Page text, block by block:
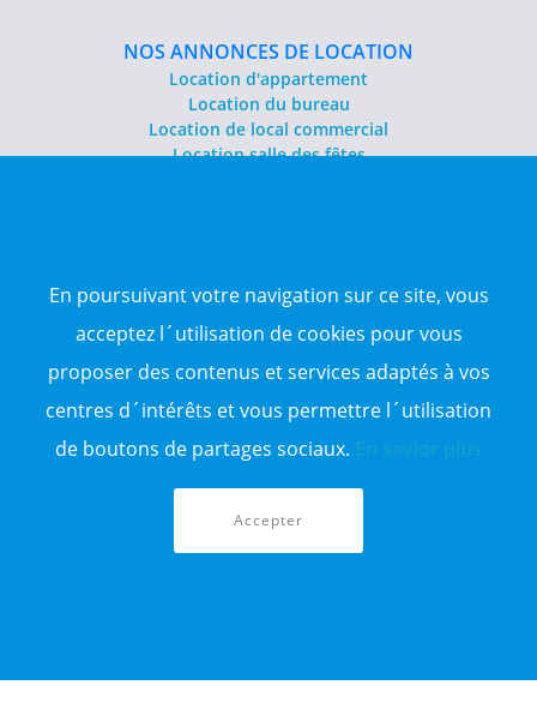
En poursuivant votre navigation sur ce site, vous
acceptez l´utilisation de cookies pour vous
proposer des contenus et services adaptés à vos
centres d´intérêts et vous permettre l´utilisation
de boutons de partages sociaux.
Accepter
NOS ANNONCES DE LOCATION
Location d'appartement
Location du bureau
Location de local commercial
Location salle des fêtes
Vente terrain
TOP WILAYA
Annonce à 16-Alger
Annonce à 06-Béjaïa
Annonce à 31-Oran
Annonce à 15-TiziOuzou